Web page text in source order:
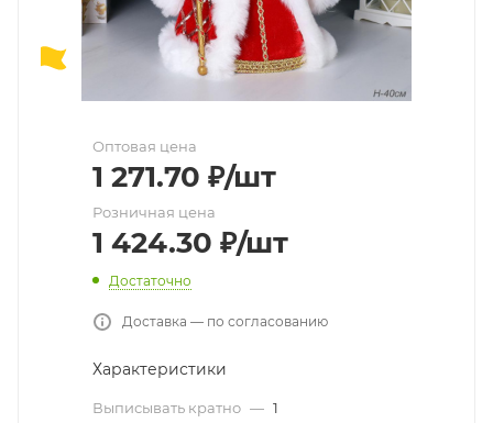
Оптовая цена
1 271.70 ₽/шт
Розничная цена
1 424.30 ₽/шт
Достаточно
Доставка — по согласованию
Характеристики
Выписывать кратно — 1